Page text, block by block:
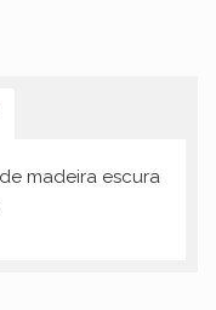
madeira escura